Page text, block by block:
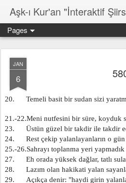
Aşk-ı Kur'an "İnteraktif
Pages
JAN
6
20.      Temeli basit bir sudan sizi
21.-22.Meni nutfesini bir süre, koyduk
23.      Üstün güzel bir takdir ile takdir
24.      Rest çekip yalanlayanların o
25.-26.Sahrayı toplanma yeri
27.      Eh orada yüksek dağlar, tatlı
28.      Lazım olan hakikati yalan
29.      Açıkça denir: "haydi girin